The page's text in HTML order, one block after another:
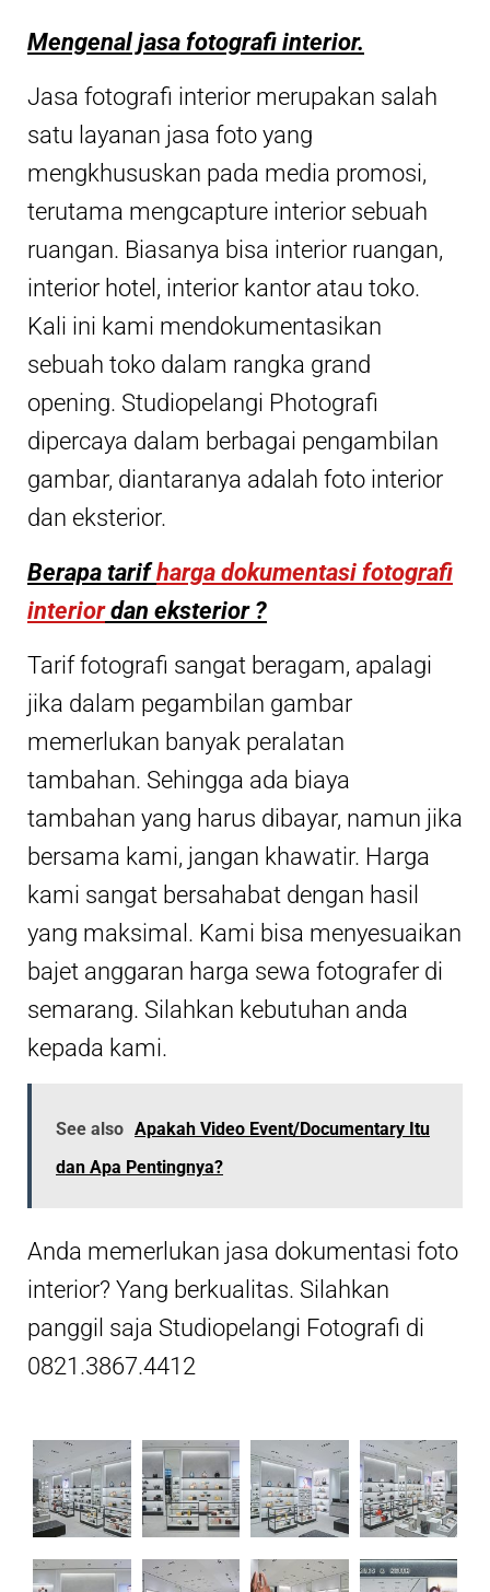
Mengenal jasa fotografi interior.
Jasa fotografi interior merupakan salah
satu layanan jasa foto yang
mengkhususkan pada media promosi,
terutama mengcapture interior sebuah
ruangan. Biasanya bisa interior ruangan,
interior hotel, interior kantor atau toko.
Kali ini kami mendokumentasikan
sebuah toko dalam rangka grand
opening. Studiopelangi Photografi
dipercaya dalam berbagai pengambilan
gambar, diantaranya adalah foto interior
dan eksterior.
Berapa tarifharga dokumentasi fotografi
interiordan eksterior ?
Tarif fotografi sangat beragam, apalagi
jika dalam pegambilan gambar
memerlukan banyak peralatan
tambahan. Sehingga ada biaya
tambahan yang harus dibayar, namun jika
bersama kami, jangan khawatir. Harga
kami sangat bersahabat dengan hasil
yang maksimal. Kami bisa menyesuaikan
bajet anggaran harga sewa fotografer di
semarang. Silahkan kebutuhan anda
kepada kami.
See also Apakah Video Event/Documentary Itu
dan Apa Pentingnya?
Anda memerlukan jasa dokumentasi foto
interior? Yang berkualitas. Silahkan
panggil saja Studiopelangi Fotografi di
0821.3867.4412